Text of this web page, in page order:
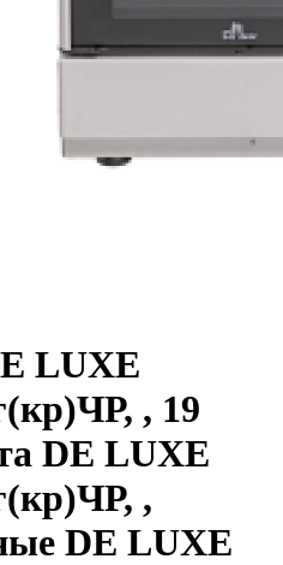
LUXE
, 19
DE LUXE
,
DE LUXE